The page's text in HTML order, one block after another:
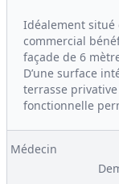
Idéalement situé
commercial
façade de 6
D’une surface
terrasse privative
fonctionnelle
Médecin